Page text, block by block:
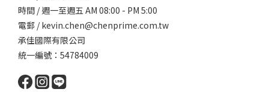
時間 / 週一至週五 AM 08:00 - PM 5:00
電郵 / kevin.chen@chenprime.com.tw
承佳國際有限公司
統一編號：54784009